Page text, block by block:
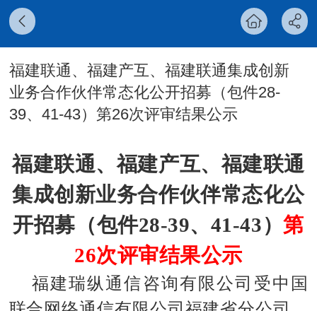
福建联通、福建产互、福建联通集成创新
业务合作伙伴常态化公开招募（包件28-
39、41-43）第26次评审结果公示
福建联通、福建产互、福建联通
集成创新业务合作伙伴常态化公
开招募（包件28-39、41-43）第
26次评审结果公示
福建瑞纵通信咨询有限公司受中国